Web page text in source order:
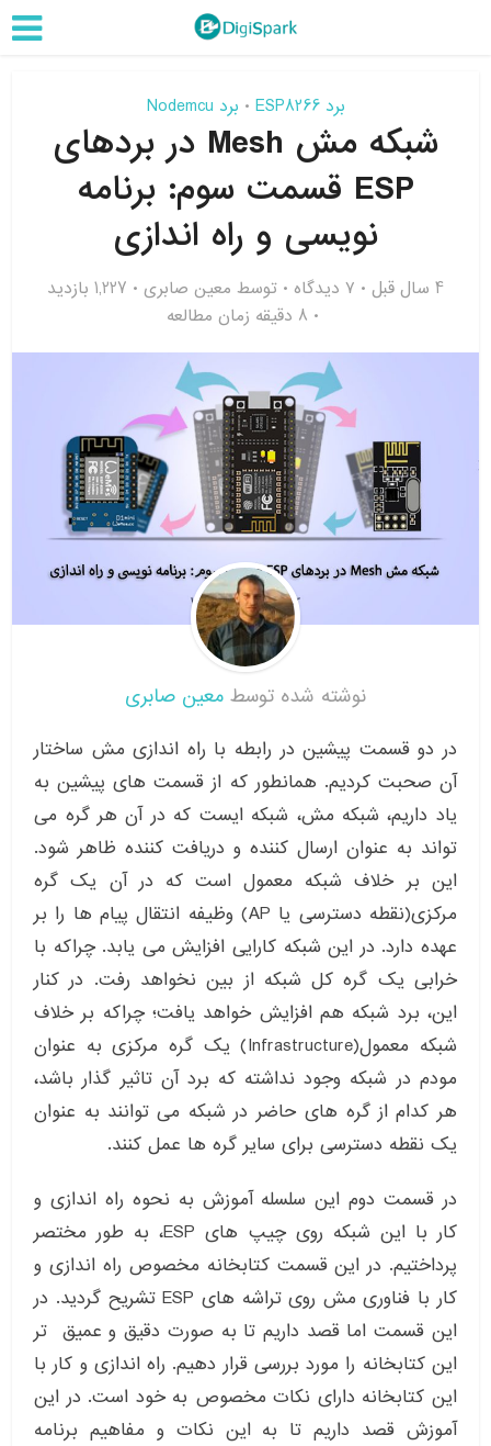
برد ESP8266 • برد Nodemcu
شبکه مش Mesh در بردهای
ESP قسمت سوم: برنامه
نویسی و راه اندازی
4 سال قبل ۷ دیدگاه توسط معین صابری
1,227 بازدید
8 دقیقه زمان مطالعه
نوشته شده توسط معین صابری
در دو قسمت پیشین در رابطه با راه اندازی مش ساختار
آن صحبت کردیم. همانطور که از قسمت های پیشین به
یاد داریم، شبکه مش، شبکه ایست که در آن هر گره می
تواند به عنوان ارسال کننده و دریافت کننده ظاهر شود.
این بر خلاف شبکه معمول است که در آن یک گره
مرکزی(نقطه دسترسی یا AP) وظیفه انتقال پیام ها را بر
عهده دارد. در این شبکه کارایی افزایش می یابد. چراکه با
خرابی یک گره کل شبکه از بین نخواهد رفت. در کنار
این، برد شبکه هم افزایش خواهد یافت؛ چراکه بر خلاف
شبکه معمول(Infrastructure) یک گره مرکزی به عنوان
مودم در شبکه وجود نداشته که برد آن تاثیر گذار باشد،
هر کدام از گره های حاضر در شبکه می توانند به عنوان
یک نقطه دسترسی برای سایر گره ها عمل کنند.
در قسمت دوم این سلسله آموزش به نحوه راه اندازی و
کار با این شبکه روی چیپ های ESP، به طور مختصر
پرداختیم. در این قسمت کتابخانه مخصوص راه اندازی و
کار با فناوری مش روی تراشه های ESP تشریح گردید. در
این قسمت اما قصد داریم تا به صورت دقیق و عمیق تر
این کتابخانه را مورد بررسی قرار دهیم. راه اندازی و کار با
این کتابخانه دارای نکات مخصوص به خود است. در این
آموزش قصد داریم تا به این نکات و مفاهیم برنامه